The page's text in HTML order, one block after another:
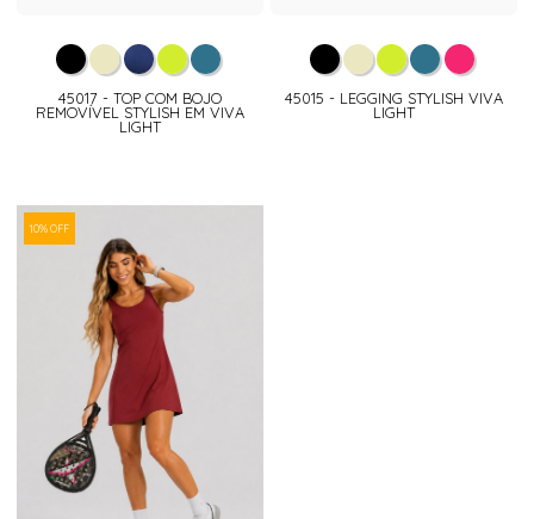
45017 - TOP COM BOJO
REMOVÍVEL STYLISH EM VIVA
LIGHT
45015 - LEGGING STYLISH VIVA
LIGHT
10% OFF